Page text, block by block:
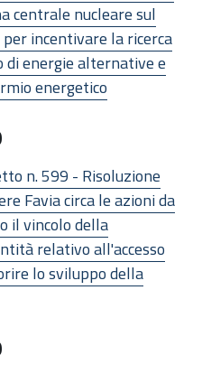
centrale nucleare sul
incentivare la ricerca
di energie alternative e
energetico
n. 599 - Risoluzione
Favia circa le azioni da
il vincolo della
relativo all'accesso
lo sviluppo della